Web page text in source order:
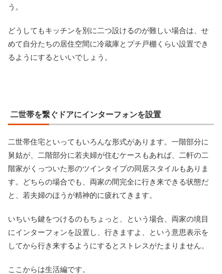
う。
どうしてもキッチンを別に二つ設けるのが難しい場合は、せ
めて自分たちの居住空間に冷蔵庫とプチ戸棚くらい設置でき
るようにするといいでしょう。
二世帯を繋ぐドアにインターフォンを設置
二世帯住宅といってもいろんな形式があります。一階部分に
舅姑が、二階部分に若夫婦が住むケースもあれば、二軒の二
階家がくっついた形のツインタイプの同居スタイルもありま
す。どちらの場合でも、両家の間完全に行き来できる状態だ
と、若夫婦のほうが精神的に疲れてきます。
いちいち鍵をつけるのもちょっと、という場合、両家の境目
にインターフォンを設置し、行きますよ、という意思表示を
してから行き来するようにするとストレスがたまりません。
ここからは生活編です。